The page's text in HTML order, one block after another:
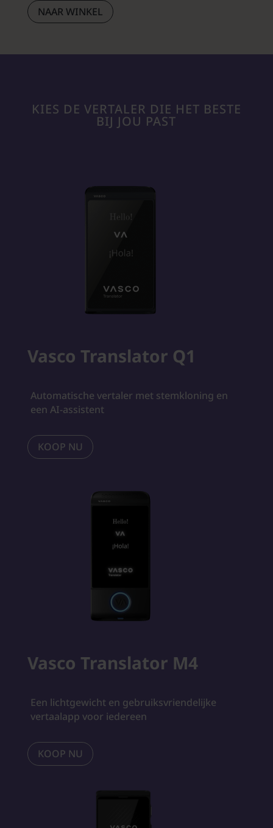
NAAR WINKEL
KIES DE VERTALER DIE HET BESTE
BIJ JOU PAST
Vasco Translator Q1
Automatische vertaler met stemkloning en
een AI-assistent
KOOP NU
Vasco Translator M4
Een lichtgewicht en gebruiksvriendelijke
vertaalapp voor iedereen
KOOP NU